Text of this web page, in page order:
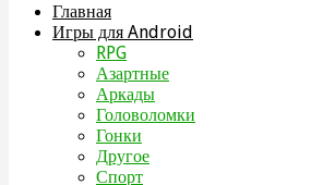
Главная
Игры для Android
RPG
Азартные
Аркады
Головоломки
Гонки
Другое
Спорт